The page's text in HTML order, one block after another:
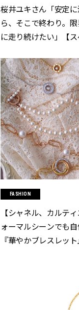
桜井ユキさん「安定
ら、そこで終わり。
に走り続けたい」【
～早春の養生編～』】
[クラッシィ]
FASHION
【シャネル、カルテ
ォーマルシーンでも
『華やかブレスレッ